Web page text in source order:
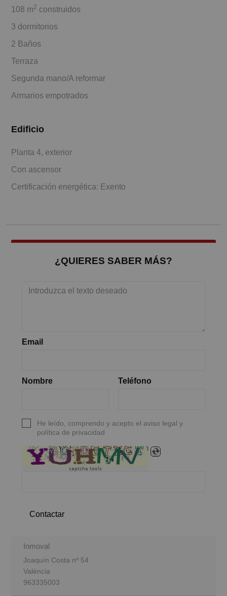
108 m2 construidos
3 dormitorios
2 Baños
Terraza
Segunda mano/A reformar
Armarios empotrados
Edificio
Planta 4, exterior
Con ascensor
Certificación energética: Exento
¿QUIERES SABER MÁS?
Email
Nombre Teléfono
He leído, comprendo y acepto el aviso legal y
política de privacidad
captcha tools
Contactar
Inmoval
Joaquín Costa nº 54
València
963335003